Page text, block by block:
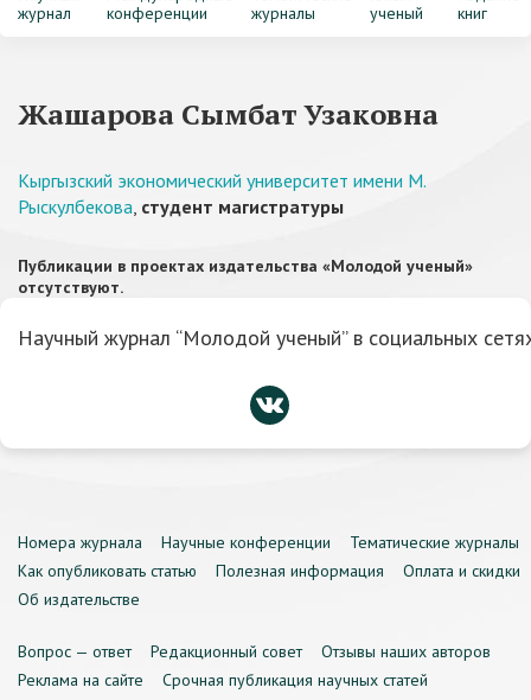
журнал
конференции
журналы
ученый
книг
Жашарова Сымбат Узаковна
Кыргызский экономический университет имени М.
Рыскулбекова, студент магистратуры
Публикации в проектах издательства «Молодой ученый»
отсутствуют.
Научный журнал “Молодой ученый” в социальных
Номера журнала Научные конференции
Тематические журналы
Как опубликовать статью
Полезная информация
Оплата и скидки
Об издательстве
Вопрос — ответ Редакционный совет
Отзывы наших авторов
Реклама на сайте
Срочная публикация научных статей